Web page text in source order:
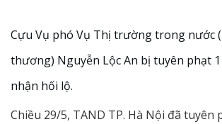
Cựu Vụ phó Vụ Thị trường trong nước
thương) Nguyễn Lộc An bị tuyên phạt
nhận hối lộ.
Chiều 29/5, TAND TP. Hà Nội đã tuyên